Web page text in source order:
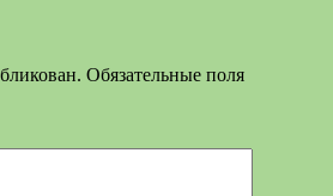
Обязательные поля